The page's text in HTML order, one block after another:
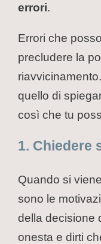
errori.
Errori che
precludere la
quello di
così che tu
1. Chiedere
Quando si
sono le
della decisione
onesta e dirti